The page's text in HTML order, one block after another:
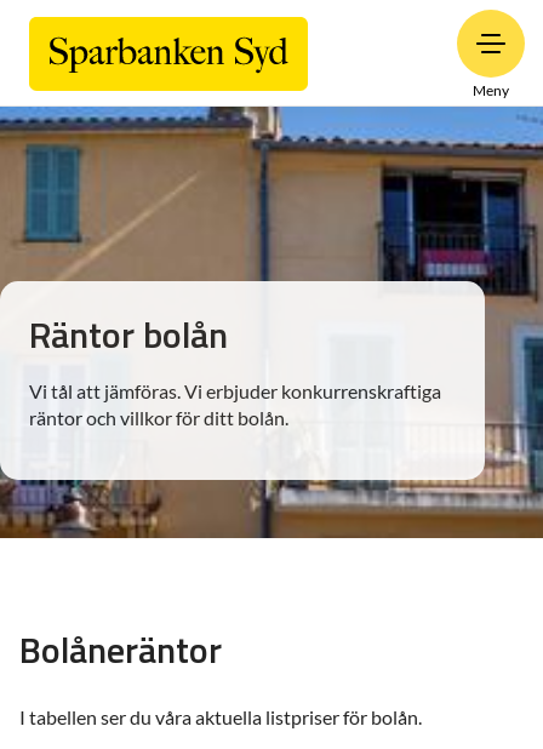
Meny
Räntor bolån
Vi tål att jämföras. Vi erbjuder konkurrenskraftiga
räntor och villkor för ditt bolån.
Bolåneräntor
I tabellen ser du våra aktuella listpriser för bolån.